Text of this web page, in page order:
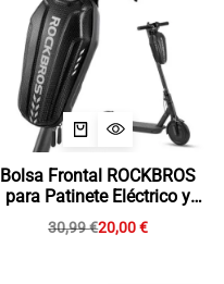
Bolsa Frontal ROCKBROS
para Patinete Eléctrico y
Bicicleta Plegable
(Impermeable)
30,99€20,00€